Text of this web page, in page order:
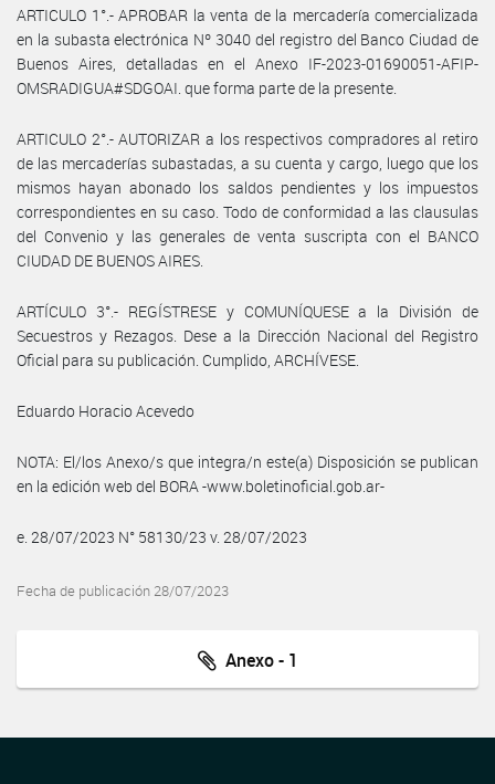
ARTICULO 1°.- APROBAR la venta de la mercadería comercializada
en la subasta electrónica Nº 3040 del registro del Banco Ciudad de
Buenos Aires, detalladas en el Anexo IF-2023-01690051-AFIP-
OMSRADIGUA#SDGOAI. que forma parte de la presente.
ARTICULO 2°.- AUTORIZAR a los respectivos compradores al retiro
de las mercaderías subastadas, a su cuenta y cargo, luego que los
mismos hayan abonado los saldos pendientes y los impuestos
correspondientes en su caso. Todo de conformidad a las clausulas
del Convenio y las generales de venta suscripta con el BANCO
CIUDAD DE BUENOS AIRES.
ARTÍCULO 3°.- REGÍSTRESE y COMUNÍQUESE a la División de
Secuestros y Rezagos. Dese a la Dirección Nacional del Registro
Oficial para su publicación. Cumplido, ARCHÍVESE.
Eduardo Horacio Acevedo
NOTA: El/los Anexo/s que integra/n este(a) Disposición se publican
en la edición web del BORA -www.boletinoficial.gob.ar-
e. 28/07/2023 N° 58130/23 v. 28/07/2023
Fecha de publicación 28/07/2023
Anexo - 1